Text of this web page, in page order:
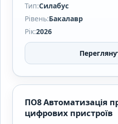
Тип:Силабус
Рівень:Бакалавр
Рік:2026
ПО8 Автоматизація
цифрових пристроїв